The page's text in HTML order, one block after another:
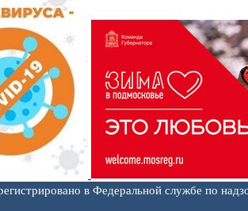
в Федеральной службе по